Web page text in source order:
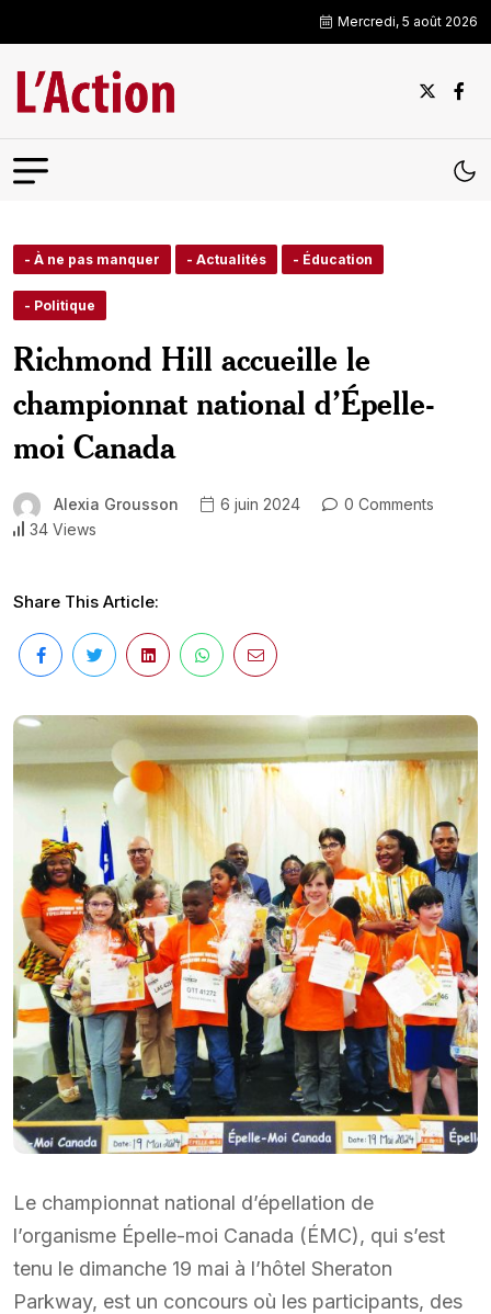
Mercredi, 5 août 2026
- À ne pas manquer - Actualités - Éducation
- Politique
Richmond Hill accueille le
championnat national d’Épelle-
moi Canada
Alexia Grousson 6 juin 2024
0 Comments
34 Views
Share This Article:
Le championnat national d’épellation de
l’organisme Épelle-moi Canada (ÉMC), qui s’est
tenu le dimanche 19 mai à l’hôtel Sheraton
Parkway, est un concours où les participants, des